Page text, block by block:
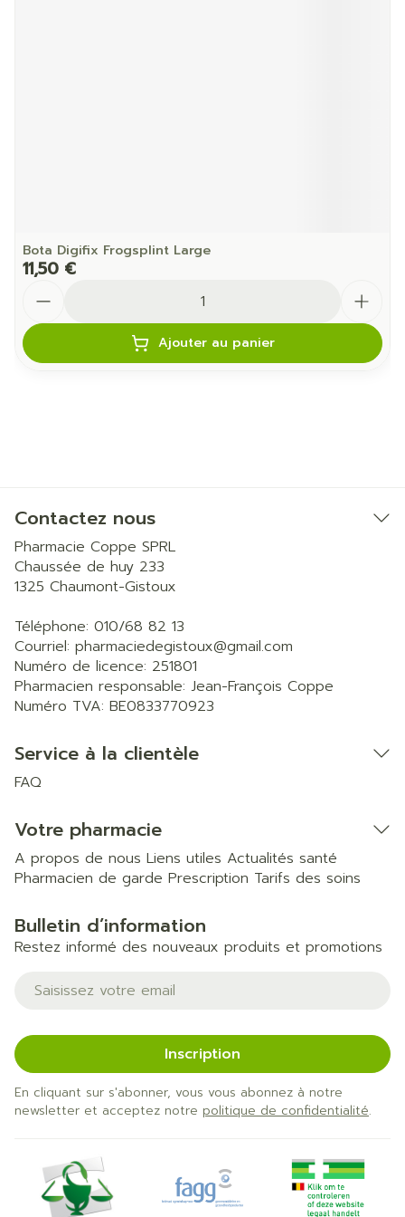
Bota Digifix Frogsplint Large
11,50 €
Ajouter au panier
Contactez nous
Pharmacie Coppe SPRL
Chaussée de huy 233
1325 Chaumont-Gistoux
Téléphone: 010/68 82 13
Courriel: pharmaciedegistoux@gmail.com
Numéro de licence: 251801
Pharmacien responsable: Jean-François Coppe
Numéro TVA: BE0833770923
Service à la clientèle
FAQ
Votre pharmacie
A propos de nous Liens utiles Actualités santé
Pharmacien de garde Prescription Tarifs des soins
Bulletin d’information
Restez informé des nouveaux produits et promotions
Adresse mail
Inscription
En cliquant sur s'abonner, vous vous abonnez à notre
newsletter et acceptez notre politique de confidentialité.